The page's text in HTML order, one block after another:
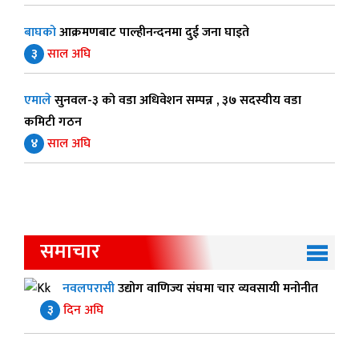
बाघकोआक्रमणबाट पाल्हीनन्दनमा दुई जना घाइते
३ साल अघि
एमालेसुनवल-३ को वडा अधिवेशन सम्पन्न , ३७ सदस्यीय वडा
कमिटी गठन
४ साल अघि
समाचार
नवलपरासीउद्योग वाणिज्य संघमा चार व्यवसायी मनोनीत
३ दिन अघि